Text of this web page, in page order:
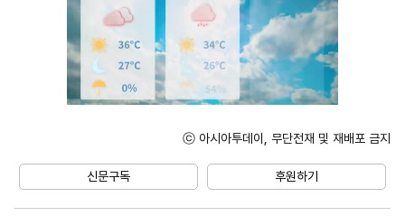
ⓒ 아시아투데이, 무단전재 및 재배포 금지
신문구독 후원하기